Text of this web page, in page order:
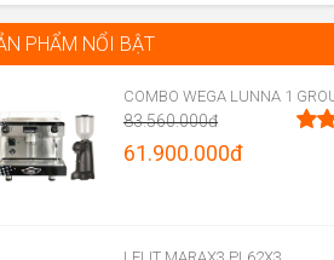
PHẨM NỔI BẬT
83.560.000đ
Original
61.900.000đ